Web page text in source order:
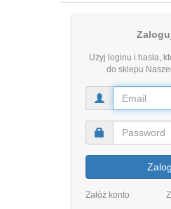
Użyj loginu i hasła,
do sklepu
Załóż konto